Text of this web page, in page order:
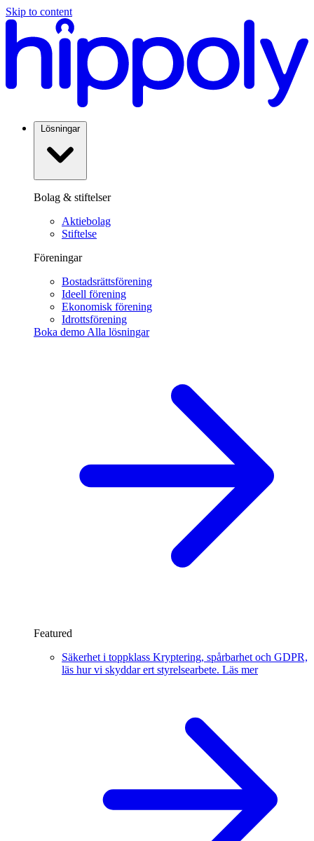
Skip to content
Lösningar
Bolag & stiftelser
Aktiebolag
Stiftelse
Föreningar
Bostadsrättsförening
Ideell förening
Ekonomisk förening
Idrottsförening
Boka demo Alla lösningar
Featured
Säkerhet i toppklass Kryptering, spårbarhet och GDPR,
läs hur vi skyddar ert styrelsearbete. Läs mer